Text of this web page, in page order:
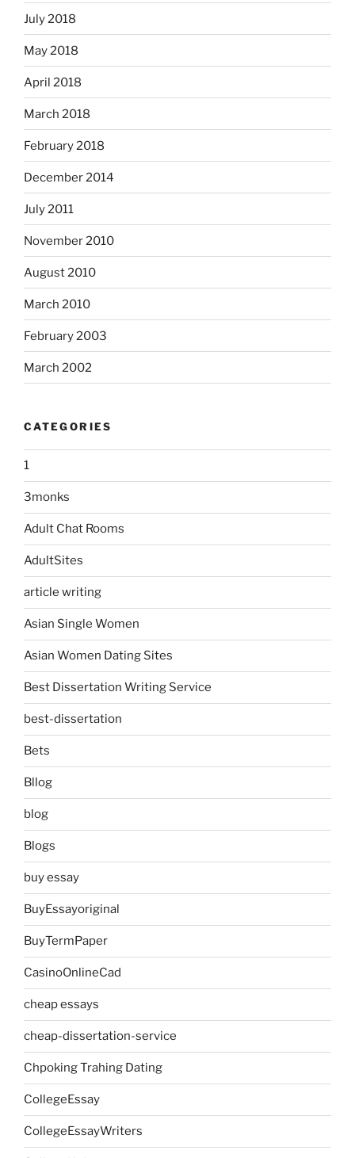
July 2018
May 2018
April 2018
March 2018
February 2018
December 2014
July 2011
November 2010
August 2010
March 2010
February 2003
March 2002
CATEGORIES
1
3monks
Adult Chat Rooms
AdultSites
article writing
Asian Single Women
Asian Women Dating Sites
Best Dissertation Writing Service
best-dissertation
Bets
Bllog
blog
Blogs
buy essay
BuyEssayoriginal
BuyTermPaper
CasinoOnlineCad
cheap essays
cheap-dissertation-service
Chpoking Trahing Dating
CollegeEssay
CollegeEssayWriters